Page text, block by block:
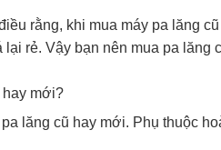
rằng, khi mua máy pa lăng
lại rẻ. Vậy bạn nên mua pa lăng
hay mới?
lăng cũ hay mới. Phụ thuộc